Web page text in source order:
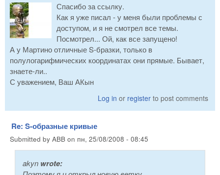
Спасибо за ссылку.
Как я уже писал - у меня были проблемы с
доступом, и я не смотрел все темы.
Посмотрел... Ой, как все запущено!
А у Мартино отличные S-бразки, только в
полулогарифмических координатах они прямые. Бывает,
знаете-ли..
С уважением, Ваш АКын
Log in or register to post comments
Re: S-образные кривые
Submitted by ABB on пн, 25/08/2008 - 08:45
akyn wrote: